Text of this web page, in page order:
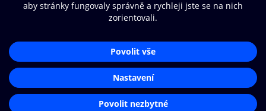
© O2 Czech Republic a.s.
Přístupnost
Zásady zpracování osobních údajů
Nastavení cookies
Aplikace O2 Knihovna
Čti a poslouchej své e-knihy a
audioknihy rychleji a pohodlněji.